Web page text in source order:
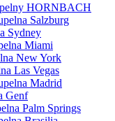
HORNBACH
Salzburg
Sydney
Miami
New York
Las Vegas
Madrid
Genf
Palm Springs